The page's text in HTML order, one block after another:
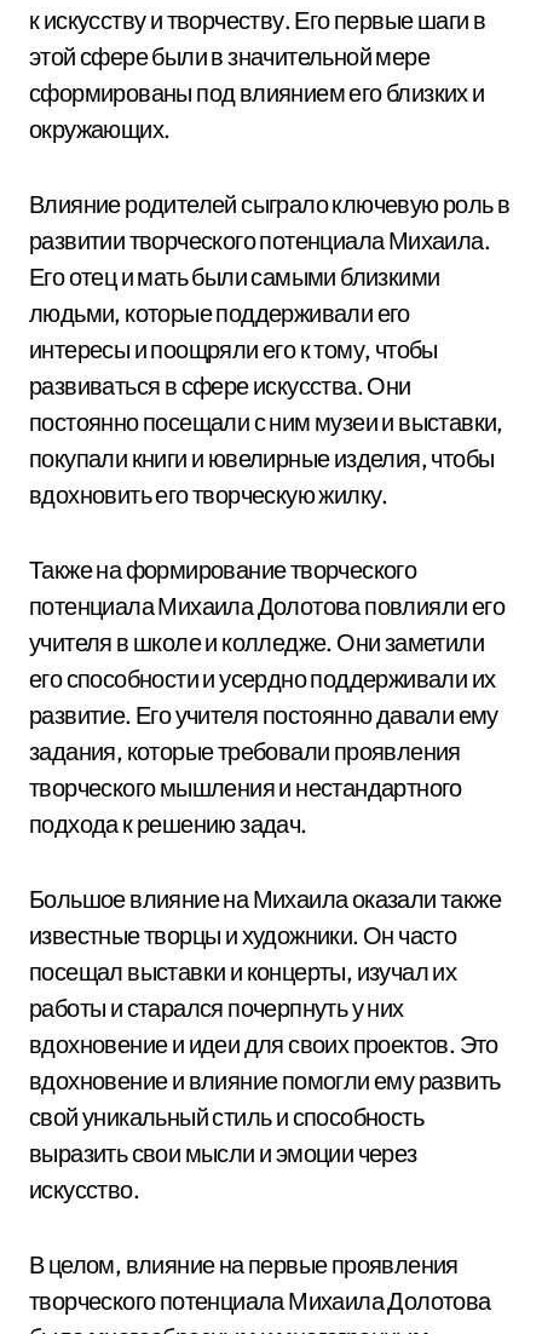
к искусству и творчеству. Его первые шаги в
этой сфере были в значительной мере
сформированы под влиянием его близких и
окружающих.
Влияние родителей сыграло ключевую роль в
развитии творческого потенциала Михаила.
Его отец и мать были самыми близкими
людьми, которые поддерживали его
интересы и поощряли его к тому, чтобы
развиваться в сфере искусства. Они
постоянно посещали с ним музеи и выставки,
покупали книги и ювелирные изделия, чтобы
вдохновить его творческую жилку.
Также на формирование творческого
потенциала Михаила Долотова повлияли его
учителя в школе и колледже. Они заметили
его способности и усердно поддерживали их
развитие. Его учителя постоянно давали ему
задания, которые требовали проявления
творческого мышления и нестандартного
подхода к решению задач.
Большое влияние на Михаила оказали также
известные творцы и художники. Он часто
посещал выставки и концерты, изучал их
работы и старался почерпнуть у них
вдохновение и идеи для своих проектов. Это
вдохновение и влияние помогли ему развить
свой уникальный стиль и способность
выразить свои мысли и эмоции через
искусство.
В целом, влияние на первые проявления
творческого потенциала Михаила Долотова